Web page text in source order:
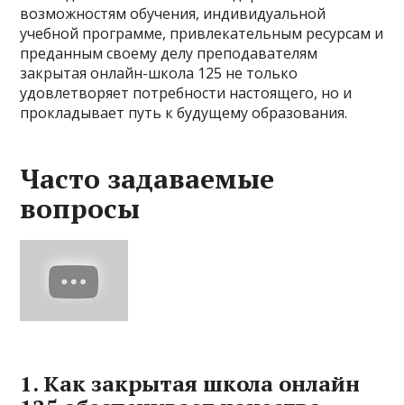
возможностям обучения, индивидуальной
учебной программе, привлекательным ресурсам и
преданным своему делу преподавателям
закрытая онлайн-школа 125 не только
удовлетворяет потребности настоящего, но и
прокладывает путь к будущему образования.
Часто задаваемые
вопросы
1. Как закрытая школа онлайн